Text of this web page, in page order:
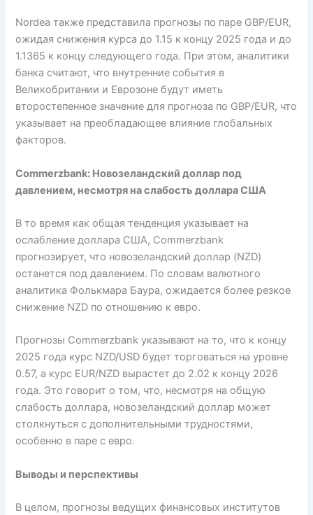
Nordea также представила прогнозы по паре GBP/EUR,
ожидая снижения курса до 1.15 к концу 2025 года и до
1.1365 к концу следующего года. При этом, аналитики
банка считают, что внутренние события в
Великобритании и Еврозоне будут иметь
второстепенное значение для прогноза по GBP/EUR, что
указывает на преобладающее влияние глобальных
факторов.
Commerzbank: Новозеландский доллар под
давлением, несмотря на слабость доллара США
В то время как общая тенденция указывает на
ослабление доллара США, Commerzbank
прогнозирует, что новозеландский доллар (NZD)
останется под давлением. По словам валютного
аналитика Фолькмара Баура, ожидается более резкое
снижение NZD по отношению к евро.
Прогнозы Commerzbank указывают на то, что к концу
2025 года курс NZD/USD будет торговаться на уровне
0.57, а курс EUR/NZD вырастет до 2.02 к концу 2026
года. Это говорит о том, что, несмотря на общую
слабость доллара, новозеландский доллар может
столкнуться с дополнительными трудностями,
особенно в паре с евро.
Выводы и перспективы
В целом, прогнозы ведущих финансовых институтов